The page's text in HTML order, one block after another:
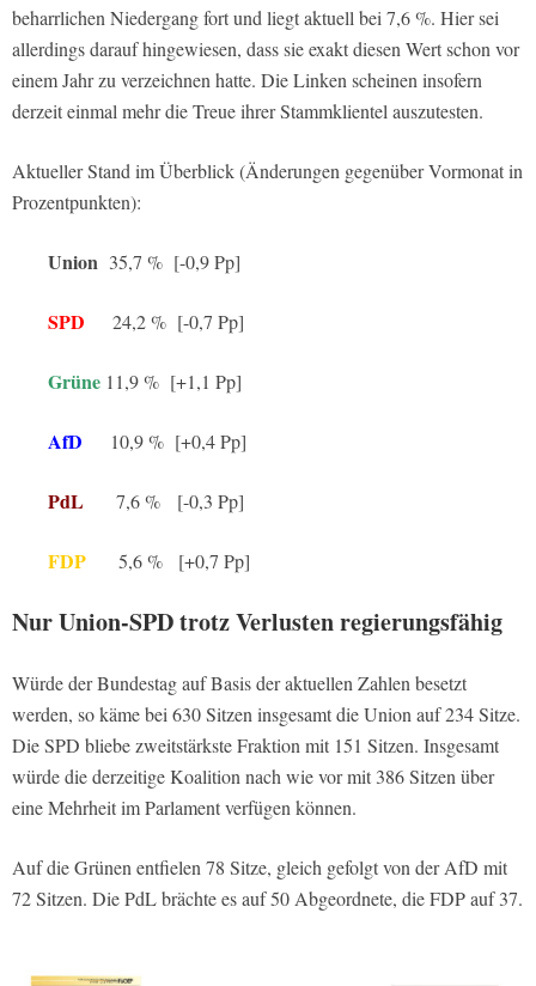
beharrlichen Niedergang fort und liegt aktuell bei 7,6 %. Hier sei
allerdings darauf hingewiesen, dass sie exakt diesen Wert schon vor
einem Jahr zu verzeichnen hatte. Die Linken scheinen insofern
derzeit einmal mehr die Treue ihrer Stammklientel auszutesten.
Aktueller Stand im Überblick (Änderungen gegenüber Vormonat in
Prozentpunkten):
Union 35,7 % [-0,9 Pp]
SPD 24,2 % [-0,7 Pp]
Grüne 11,9 % [+1,1 Pp]
AfD 10,9 % [+0,4 Pp]
PdL 7,6 % [-0,3 Pp]
FDP 5,6 % [+0,7 Pp]
Nur Union-SPD trotz Verlusten regierungsfähig
Würde der Bundestag auf Basis der aktuellen Zahlen besetzt
werden, so käme bei 630 Sitzen insgesamt die Union auf 234 Sitze.
Die SPD bliebe zweitstärkste Fraktion mit 151 Sitzen. Insgesamt
würde die derzeitige Koalition nach wie vor mit 386 Sitzen über
eine Mehrheit im Parlament verfügen können.
Auf die Grünen entfielen 78 Sitze, gleich gefolgt von der AfD mit
72 Sitzen. Die PdL brächte es auf 50 Abgeordnete, die FDP auf 37.